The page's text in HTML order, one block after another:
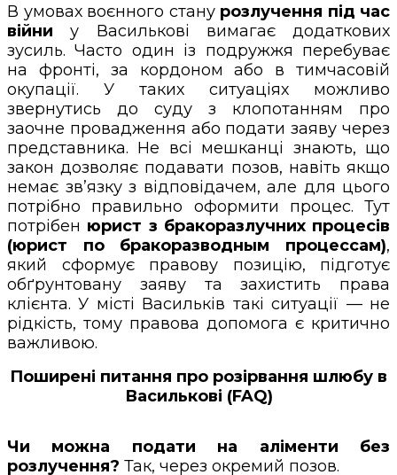
В умовах воєнного стану розлучення під час
війни у Василькові вимагає додаткових
зусиль. Часто один із подружжя перебуває
на фронті, за кордоном або в тимчасовій
окупації. У таких ситуаціях можливо
звернутись до суду з клопотанням про
заочне провадження або подати заяву через
представника. Не всі мешканці знають, що
закон дозволяє подавати позов, навіть якщо
немає зв’язку з відповідачем, але для цього
потрібно правильно оформити процес. Тут
потрібен юрист з бракоразлучних процесів
(юрист по бракоразводным процессам),
який сформує правову позицію, підготує
обґрунтовану заяву та захистить права
клієнта. У місті Васильків такі ситуації — не
рідкість, тому правова допомога є критично
важливою.
Поширені питання про розірвання шлюбу в
Василькові (FAQ)
Чи можна подати на аліменти без
розлучення? Так, через окремий позов.